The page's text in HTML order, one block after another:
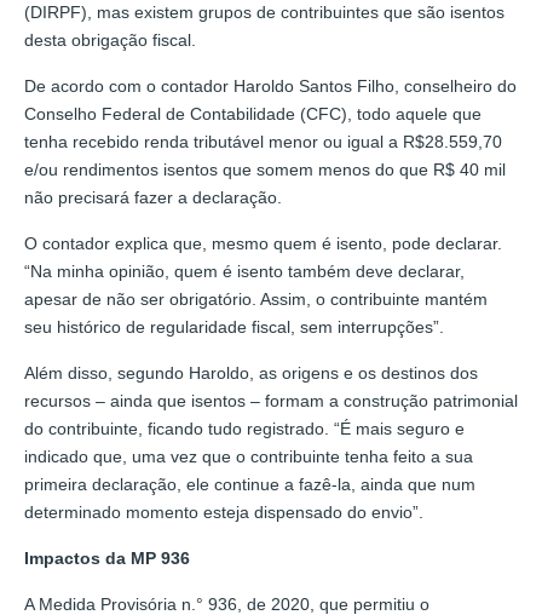
(DIRPF), mas existem grupos de contribuintes que são isentos
desta obrigação fiscal.
De acordo com o contador Haroldo Santos Filho, conselheiro do
Conselho Federal de Contabilidade (CFC), todo aquele que
tenha recebido renda tributável menor ou igual a R$28.559,70
e/ou rendimentos isentos que somem menos do que R$ 40 mil
não precisará fazer a declaração.
O contador explica que, mesmo quem é isento, pode declarar.
“Na minha opinião, quem é isento também deve declarar,
apesar de não ser obrigatório. Assim, o contribuinte mantém
seu histórico de regularidade fiscal, sem interrupções”.
Além disso, segundo Haroldo, as origens e os destinos dos
recursos – ainda que isentos – formam a construção patrimonial
do contribuinte, ficando tudo registrado. “É mais seguro e
indicado que, uma vez que o contribuinte tenha feito a sua
primeira declaração, ele continue a fazê-la, ainda que num
determinado momento esteja dispensado do envio”.
Impactos da MP 936
A Medida Provisória n.° 936, de 2020, que permitiu o